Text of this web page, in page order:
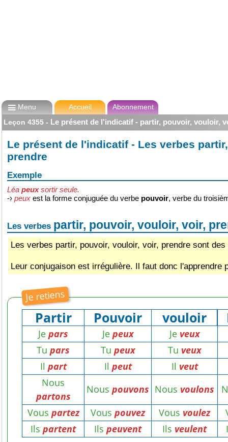
Menu Accueil
Abonnement
Leçon 4355 - Le présent de l'indicatif - partir, pouvoir, vouloir,
Le présent de l'indicatif - Les verbes
prendre
Exemple
Léa peuxsortir seule.
-› peux est la forme conjuguée du verbe pouvoir, verbe du
Les verbes partir, pouvoir, vouloir, voir,
Les verbes partir, pouvoir, vouloir, voir, prendre sont
Leur conjugaison est irrégulière. Il faut donc l'apprendre
Partir Pouvoir vouloir
Je pars Je peux Je veux
Tu pars Tu peux Tu veux
Il part Il peut Il veut
Nous
partons
Nous pouvons Nous voulons
Vous partez Vous pouvez Vous voulez
Ils partent Ils peuvent Ils veulent